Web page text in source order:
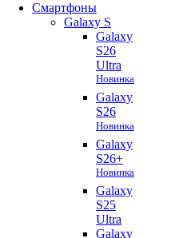
Смартфоны
Galaxy S
Galaxy
S26
Ultra
Новинка
Galaxy
S26
Новинка
Galaxy
S26+
Новинка
Galaxy
S25
Ultra
Galaxy